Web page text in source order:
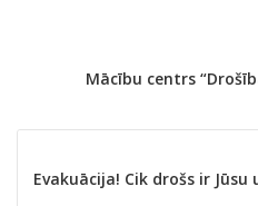
Mācību centrs
Evakuācija! Cik drošs ir Jūsu